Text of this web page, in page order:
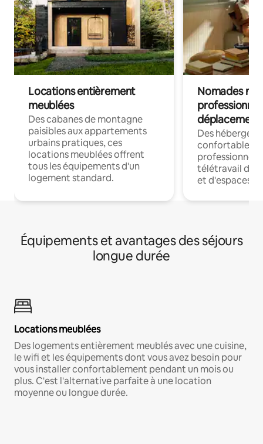
Locations entièrement
meublées
Des cabanes de montagne
paisibles aux appartements
urbains pratiques, ces
locations meublées offrent
tous les équipements d'un
logement standard.
Nomades
déplacement
Des
confortables
professionnels
télétravail
et d'espaces
Équipements et avantages des séjours
longue durée
Locations meublées
Des logements entièrement meublés avec une cuisine,
le wifi et les équipements dont vous avez besoin pour
vous installer confortablement pendant un mois ou
plus. C'est l'alternative parfaite à une location
moyenne ou longue durée.